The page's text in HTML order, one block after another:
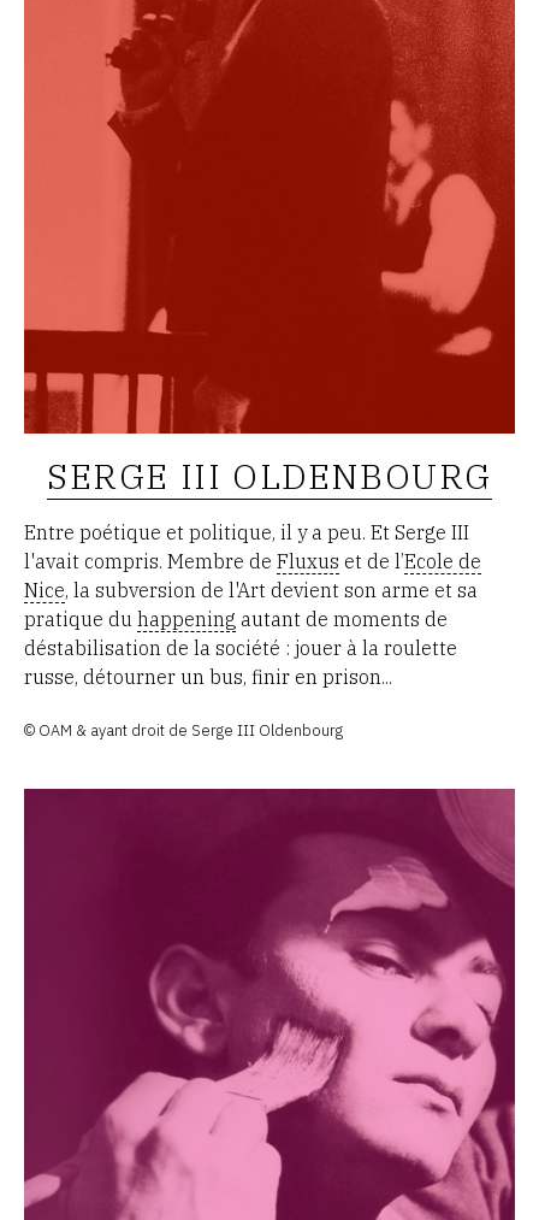
SERGE III OLDENBOURG
Entre poétique et politique, il y a peu. Et Serge III
l'avait compris. Membre de Fluxus et de l’Ecole de
Nice, la subversion de l'Art devient son arme et sa
pratique du happening autant de moments de
déstabilisation de la société : jouer à la roulette
russe, détourner un bus, finir en prison...
© OAM & ayant droit de Serge III Oldenbourg